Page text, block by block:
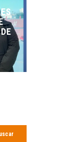
VERDE Y
EN EL DÍA
FCC, UANL.
2022